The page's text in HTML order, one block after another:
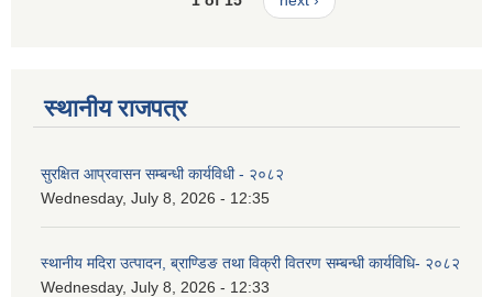
स्थानीय राजपत्र
सुरक्षित आप्रवासन सम्बन्धी कार्यविधी - २०८२
Wednesday, July 8, 2026 - 12:35
स्थानीय मदिरा उत्पादन, ब्राण्डिङ तथा विक्री वितरण सम्बन्धी कार्यविधि- २०८२
Wednesday, July 8, 2026 - 12:33